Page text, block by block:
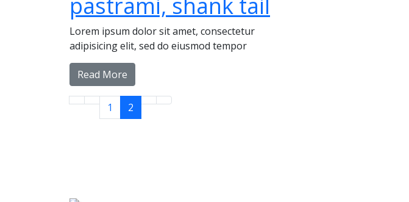
Lorem ipsum dolor sit amet, consectetur
adipisicing elit, sed do eiusmod tempor
Read More
1 2